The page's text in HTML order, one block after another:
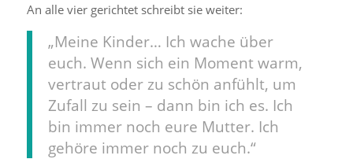
An alle vier gerichtet schreibt sie weiter:
„Meine Kinder… Ich wache über
euch. Wenn sich ein Moment warm,
vertraut oder zu schön anfühlt, um
Zufall zu sein – dann bin ich es. Ich
bin immer noch eure Mutter. Ich
gehöre immer noch zu euch.“